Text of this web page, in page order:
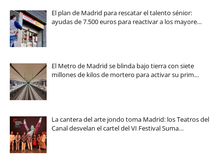
El plan de Madrid para rescatar el talento sénior:
ayudas de 7.500 euros para reactivar a los mayore…
El Metro de Madrid se blinda bajo tierra con siete
millones de kilos de mortero para activar su prim…
La cantera del arte jondo toma Madrid: los Teatros del
Canal desvelan el cartel del VI Festival Suma…